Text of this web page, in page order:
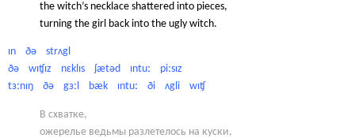
the witch’s necklace shattered into pieces,
turning the girl back into the ugly witch.
ɪn ðə strʌgl
ðə wɪʧɪz nɛklɪs ʃætəd ɪntuː piːsɪz
tɜːnɪŋ ðə gɜːl bæk ɪntuː ði ʌgli wɪʧ
В схватке,
ожерелье ведьмы разлетелось на куски,